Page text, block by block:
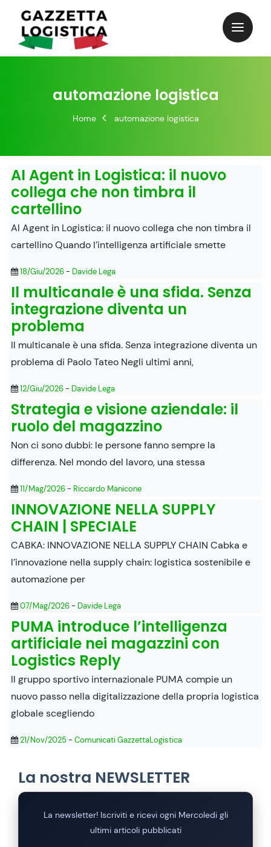
content
automazione logistica
Home automazione logistica
AI Agent in Logistica: il nuovo
collega che non timbra il
cartellino
AI Agent in Logistica: il nuovo collega che non timbra il
cartellino Quando l’intelligenza artificiale smette
18/Giu/2026- Davide Lega
Il multicanale è una sfida. Senza
integrazione diventa un
problema
Il multicanale è una sfida. Senza integrazione diventa un
problema di Paolo Tateo Negli ultimi anni,
12/Giu/2026- Davide Lega
Strategia e visione aziendale: il
ruolo del magazzino
Non ci sono dubbi: le persone fanno sempre la
differenza. Nel mondo del lavoro, una stessa
11/Mag/2026- Riccardo Manicone
INNOVAZIONE NELLA SUPPLY
CHAIN | SPECIALE
CABKA: INNOVAZIONE NELLA SUPPLY CHAIN Cabka e
l’innovazione nella supply chain: logistica sostenibile e
automazione per
07/Mag/2026- Davide Lega
PUMA introduce l’intelligenza
artificiale nei magazzini con
Logistics Reply
Il gruppo sportivo internazionale PUMA compie un
nuovo passo nella digitalizzazione della propria logistica
globale scegliendo
21/Nov/2025- Comunicati GazzettaLogistica
La nostra NEWSLETTER
La newsletter! Iscriviti e ricevi ogni Mercoledi gli
ultimi articoli pubblicati